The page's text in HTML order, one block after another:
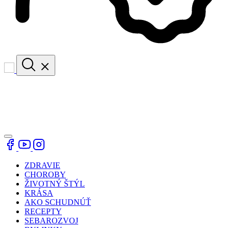
ZDRAVIE
CHOROBY
ŽIVOTNÝ ŠTÝL
KRÁSA
AKO SCHUDNÚŤ
RECEPTY
SEBAROZVOJ